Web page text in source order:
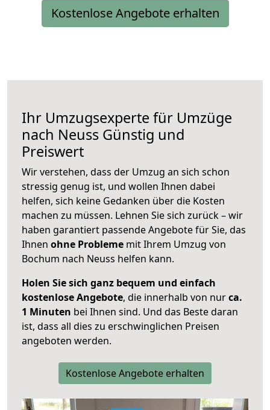
Kostenlose Angebote erhalten
Ihr Umzugsexperte für Umzüge
nach Neuss Günstig und
Preiswert
Wir verstehen, dass der Umzug an sich schon
stressig genug ist, und wollen Ihnen dabei
helfen, sich keine Gedanken über die Kosten
machen zu müssen. Lehnen Sie sich zurück – wir
haben garantiert passende Angebote für Sie, das
Ihnen ohne Probleme mit Ihrem Umzug von
Bochum nach Neuss helfen kann.
Holen Sie sich ganz bequem und einfach
kostenlose Angebote, die innerhalb von nurca.
1 Minuten bei Ihnen sind. Und das Beste daran
ist, dass all dies zu erschwinglichen Preisen
angeboten werden.
Kostenlose Angebote erhalten